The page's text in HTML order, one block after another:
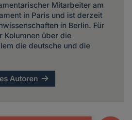
Mitarbeiter am
in Paris und ist derzeit
in Berlin. Für
Kolumnen über die
die deutsche und die
Autoren